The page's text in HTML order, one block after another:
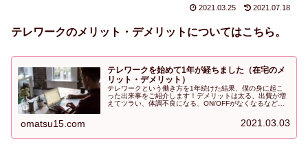
2021.03.25 2021.07.18
テレワークのメリット・デメリットについてはこちら。
テレワークを始めて1年が経ちました（在宅のメ
リット・デメリット）
テレワークという働き方を1年続けた結果、僕の身に起こ
った出来事をご紹介します！デメリットは太る、出費が増
えてツラい、体調不良になる、ON/OFFがなくなるなど。
omatsu15.com 2021.03.03